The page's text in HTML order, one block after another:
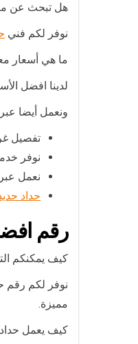
هل تبحث عن
نوفر لكم فني
ما هي أسعار
لدينا افضل
ونعمل أيضا
تفصيل
نوفر
نعمل
حداد
رقم
كيف يمكنكم
نوفر لكم رقم
مميزة.
كيف يعمل